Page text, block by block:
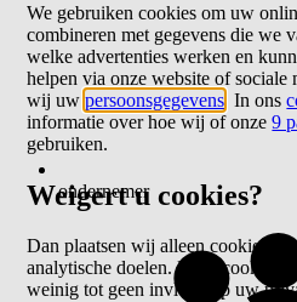
ondernemer
We gebruiken cookies om uw
combineren met gegevens die we
welke advertenties werken en
helpen via onze website of sociale
wij uwpersoonsgegevens . In ons
informatie over hoe wij of onze9
gebruiken.
Weigert u cookies?
Dan plaatsen wij alleen cookies
analytische doelen. Deze cookies
weinig tot geen invloed op uw